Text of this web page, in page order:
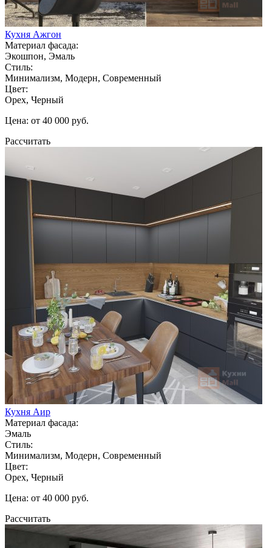
Кухня Ажгон
Материал фасада:
Экошпон, Эмаль
Стиль:
Минимализм, Модерн, Современный
Цвет:
Орех, Черный
Цена: от 40 000 руб.
Рассчитать
Кухня Аир
Материал фасада:
Эмаль
Стиль:
Минимализм, Модерн, Современный
Цвет:
Орех, Черный
Цена: от 40 000 руб.
Рассчитать